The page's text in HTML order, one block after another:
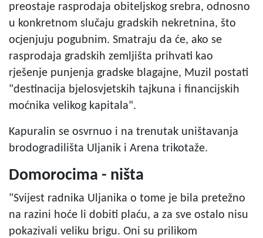
preostaje rasprodaja obiteljskog srebra, odnosno
u konkretnom slučaju gradskih nekretnina, što
ocjenjuju pogubnim. Smatraju da će, ako se
rasprodaja gradskih zemljišta prihvati kao
rješenje punjenja gradske blagajne, Muzil postati
"destinacija bjelosvjetskih tajkuna i financijskih
moćnika velikog kapitala".
Kapuralin se osvrnuo i na trenutak uništavanja
brodogradilišta Uljanik i Arena trikotaže.
Domorocima - ništa
"Svijest radnika Uljanika o tome je bila pretežno
na razini hoće li dobiti plaću, a za sve ostalo nisu
pokazivali veliku brigu. Oni su prilikom